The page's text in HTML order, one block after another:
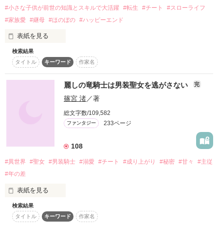
羅沙
×
放浪癖アリ自由奔放、人間界が大好き
テキトーフザけた男
天王・豹牙
×
白いもふもふポメラニアン　ぽめ
幼なじみ二人とワン一匹の
キャンプ旅のはじまりはじまり♪
…追手には要注意！
♦︎♦︎
OpeN  2021.1.21
eNd    2021.2.26
作品を読む
#小さな子供が前世の知識とスキルで大活躍
#転生 #チート
#スローライフ
#家族愛
#継母 #ほのぼの #ハッピーエンド
表紙を見る
この幼女ただ者じゃない…！
愛されお嬢様が前世スキルで大活躍！
꙳✧˖°⌖꙳✧˖　　꙳✧˖°⌖꙳✧˖　　꙳✧˖°⌖꙳✧˖
三歳の公爵令嬢セレスティアは、
魔女狩りによって命を落とした前世の記憶を思い出す。
（こんどこそ、いきのびる！）
そう決意したものの、政略結婚した父と継母の仲は最悪。
さらには国に大いなる災いの影が迫ってきていて……。
大人たちが知らぬ間に問題を解決していく、
転生幼女の奮闘が今、幕を開ける──！
検索結果
タイトル
キーワード 作家名
麗しの竜騎士は男装聖女を逃がさない 完
篠宮 渚／著
総文字数/109,582
ファンタジー 233ページ
108
#異世界 #聖女 #男装騎士 #溺愛 #チート #成り上がり #秘密 #甘々
#主従
#年の差
表紙を見る
検索結果
タイトル
キーワード 作家名